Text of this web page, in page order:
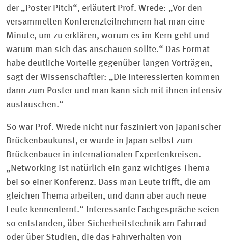
der „Poster Pitch“, erläutert Prof. Wrede: „Vor den
versammelten Konferenzteilnehmern hat man eine
Minute, um zu erklären, worum es im Kern geht und
warum man sich das anschauen sollte.“ Das Format
habe deutliche Vorteile gegenüber langen Vorträgen,
sagt der Wissenschaftler: „Die Interessierten kommen
dann zum Poster und man kann sich mit ihnen intensiv
austauschen.“
So war Prof. Wrede nicht nur fasziniert von japanischer
Brückenbaukunst, er wurde in Japan selbst zum
Brückenbauer in internationalen Expertenkreisen.
„Networking ist natürlich ein ganz wichtiges Thema
bei so einer Konferenz. Dass man Leute trifft, die am
gleichen Thema arbeiten, und dann aber auch neue
Leute kennenlernt.“ Interessante Fachgespräche seien
so entstanden, über Sicherheitstechnik am Fahrrad
oder über Studien, die das Fahrverhalten von